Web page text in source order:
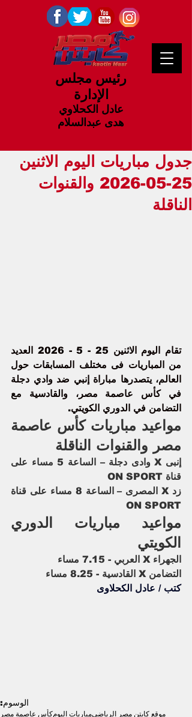
رئيس مجلس
الإدارة
عادل الكحلاوي
هدى عبدالسلام
جدول مباريات اليوم الاثنين
25-05-2026 والقنوات
الناقلة
العالم، يتصدرها مباراة إنبي
في كأس عاصمة مصر
التضامن في الدوري الكويتي.
مصر والقنوات الناقلة
قناة ON SPORT
ON SPORT
الكويتي
الجهراء X العربي - 7.15 مساء
التضامن X القادسية - 8.25 مساء
كتب / عادل الكحلاوى
الوسوم:
موقع كابتن مصر الرياضىمباريات اليومكأس عاصمة مصر